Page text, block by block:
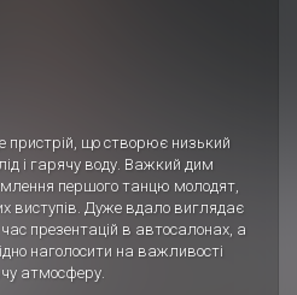
пристрій, що створює низький
і гарячу воду. Важкий дим
першого танцю молодят,
виступів. Дуже вдало виглядає
презентацій в автосалонах, а
наголосити на важливості
атмосферу.